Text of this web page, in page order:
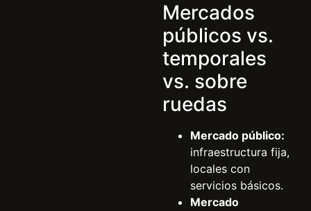
Mercados
públicos vs.
temporales
vs. sobre
ruedas
Mercado público:
infraestructura fija,
locales con
servicios básicos.
Mercado